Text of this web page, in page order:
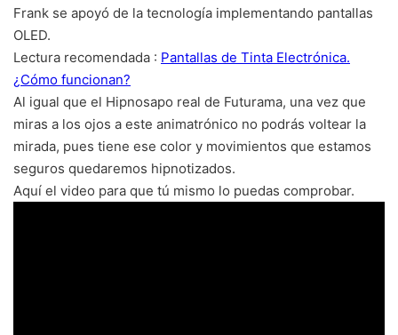
Frank se apoyó de la tecnología implementando pantallas
OLED.
Lectura recomendada : Pantallas de Tinta Electrónica.
¿Cómo funcionan?
Al igual que el Hipnosapo real de Futurama, una vez que
miras a los ojos a este animatrónico no podrás voltear la
mirada, pues tiene ese color y movimientos que estamos
seguros quedaremos hipnotizados.
Aquí el video para que tú mismo lo puedas comprobar.